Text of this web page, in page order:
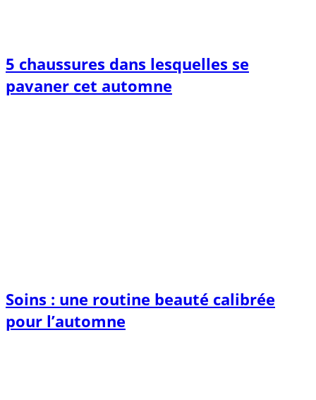
5 chaussures dans lesquelles se
pavaner cet automne
Soins : une routine beauté calibrée
pour l’automne